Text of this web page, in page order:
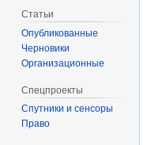
Статьи
Опубликованные
Черновики
Организационные
Спецпроекты
Спутники и сенсоры
Право